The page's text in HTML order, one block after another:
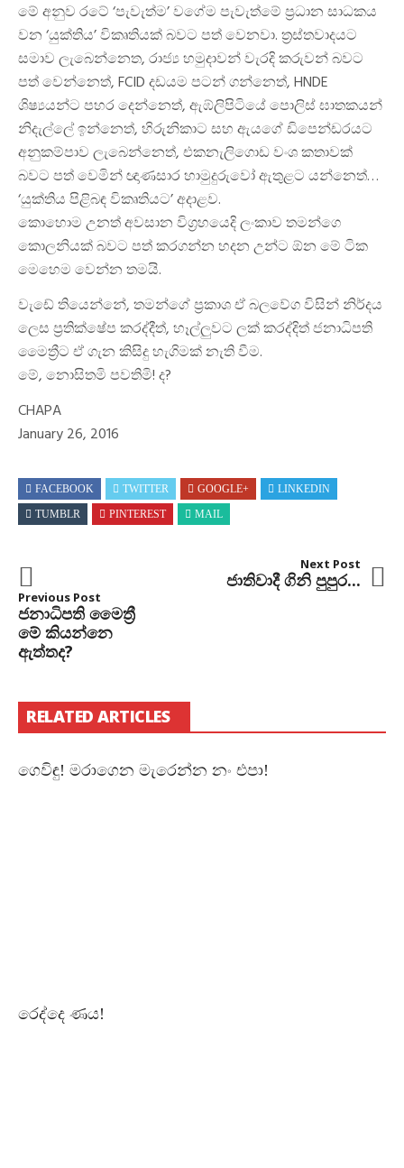
මේ අනුව රටේ ‘පැවැත්ම’ වගේම පැවැත්මේ ප්‍රධාන සාධකය
වන ‘යුක්තිය’ විකෘතියක් බවට පත් වෙනවා. ත්‍රස්තවාදයට
සමාව ලැබෙන්නෙත, රාජ්‍ය හමුදාවන් වැරදි කරුවන් බවට
පත් වෙන්නෙත්, FCID දඩයම පටන් ගන්නෙත්, HNDE
ශිෂ්‍යයන්ට පහර දෙන්නෙත්, ඇඹ්ලිපිටියේ පොලිස් ඝාතකයන්
නිදැල්ලේ ඉන්නෙත්, හිරුනිකාට සහ ඇයගේ ඩිපෙන්ඩරයට
අනුකම්පාව ලැබෙන්නෙත්, එකනැලිගොඩ වංශ කතාවක්
බවට පත් වෙමින් ඥාණසාර හාමුදුරුවෝ ඇතුළට යන්නෙත්…
‘යුක්තිය පිළිබඳ විකෘතියට’ අදාළව.
කොහොම උනත් අවසාන විග්‍රහයෙදි ලංකාව තමන්ගෙ
කොලනියක් බවට පත් කරගන්න හදන උන්ට ඕන මේ ටික
මෙහෙම වෙන්න තමයි.
වැඩේ තියෙන්නේ, තමන්ගේ ප්‍රකාශ ඒ බලවේග විසින් නිර්දය
ලෙස ප්‍රතික්ෂේප කරද්දීත්, හෑල්ලුවට ලක් කරද්දිත් ජනාධිපති
මෛත්‍රීට ඒ ගැන කිසිදු හැගිමක් නැති වීම.
මේ, නොසිතමි පවතිමි! ද?
CHAPA
January 26, 2016
FACEBOOK TWITTER GOOGLE+
LINKEDIN
TUMBLR
PINTEREST MAIL
Previous Post
ජනාධිපති මෛත්‍රී
මේ කියන්නෙ
ඇත්තද?
Next Post
ජාතිවාදී ගිනි පුපුර...
RELATED ARTICLES
ගෙවිඳු! මරාගෙන මැරෙන්න නං එපා!
රෙද්දෙ ණය!